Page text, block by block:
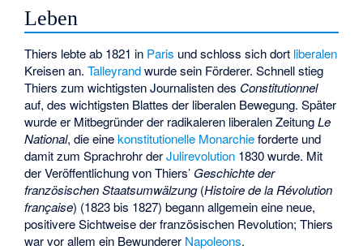
Leben
Thiers lebte ab 1821 in Paris und schloss sich dort liberalen
Kreisen an.Talleyrandwurde sein Förderer. Schnell stieg
Thiers zum wichtigsten Journalisten des Constitutionnel
auf, des wichtigsten Blattes der liberalen Bewegung. Später
wurde er Mitbegründer der radikaleren liberalen ZeitungLe
National, die einekonstitutionelle Monarchieforderte und
damit zum Sprachrohr derJulirevolution 1830 wurde. Mit
der Veröffentlichung von Thiers’ Geschichte der
französischen Staatsumwälzung(Histoire de la Révolution
française) (1823 bis 1827) begann allgemein eine neue,
positivere Sichtweise der französischen Revolution; Thiers
war vor allem ein Bewunderer Napoleons.